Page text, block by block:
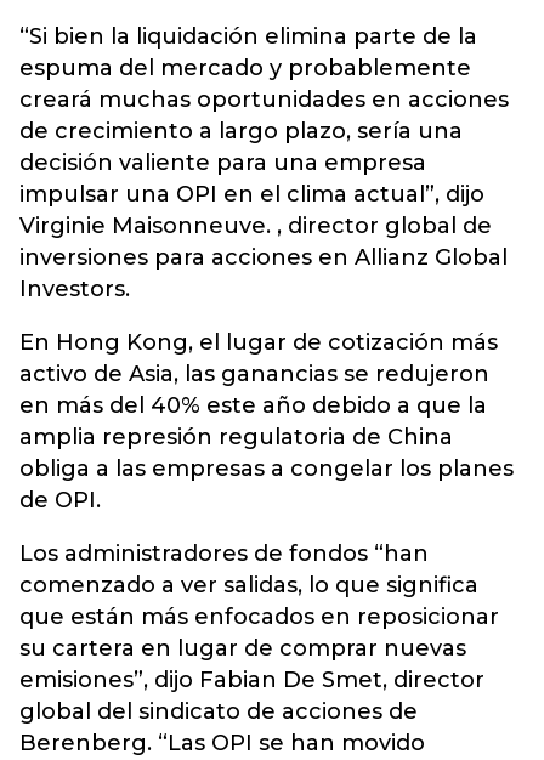
“Si bien la liquidación elimina parte de la
espuma del mercado y probablemente
creará muchas oportunidades en acciones
de crecimiento a largo plazo, sería una
decisión valiente para una empresa
impulsar una OPI en el clima actual”, dijo
Virginie Maisonneuve. , director global de
inversiones para acciones en Allianz Global
Investors.
En Hong Kong, el lugar de cotización más
activo de Asia, las ganancias se redujeron
en más del 40% este año debido a que la
amplia represión regulatoria de China
obliga a las empresas a congelar los planes
de OPI.
Los administradores de fondos “han
comenzado a ver salidas, lo que significa
que están más enfocados en reposicionar
su cartera en lugar de comprar nuevas
emisiones”, dijo Fabian De Smet, director
global del sindicato de acciones de
Berenberg. “Las OPI se han movido